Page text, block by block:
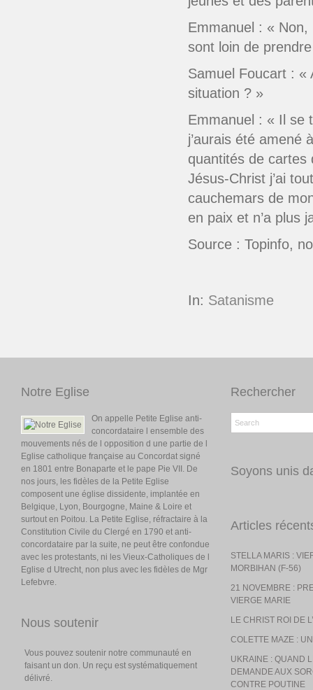
Emmanuel : «
sont loin de
Samuel Foucart : «
situation ? »
Emmanuel : « Il se
j’aurais été amené
quantités de cartes
Jésus-Christ j’ai
cauchemars de
en paix et n’a plus
Source : Topinfo,
In: Satanisme
Notre Eglise
On appelle Petite Eglise anti-
concordataire l ensemble des
mouvements nés de l opposition d une partie de l
Eglise catholique française au Concordat signé
en 1801 entre Bonaparte et le pape Pie VII. De
nos jours, les fidèles de la Petite Eglise
composent une église dissidente, implantée en
Belgique, Lyon, Bourgogne, Maine & Loire et
surtout en Poitou. La Petite Eglise, réfractaire à la
Constitution Civile du Clergé en 1790 et anti-
concordataire par la suite, ne peut être confondue
avec les protestants, ni les Vieux-Catholiques de l
Eglise d Utrecht, non plus avec les fidèles de Mgr
Lefebvre.
Nous soutenir
Vous pouvez soutenir notre communauté en
faisant un don. Un reçu est systématiquement
délivré.
Rechercher
Soyons unis
Articles
STELLA MARIS :
MORBIHAN (F-56)
21 NOVEMBRE :
VIERGE MARIE
LE CHRIST ROI DE
COLETTE MAZE :
UKRAINE : QUAND
DEMANDE AUX
CONTRE POUTINE